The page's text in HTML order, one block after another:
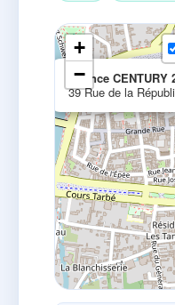
Agence
39 Rue de la
+
−